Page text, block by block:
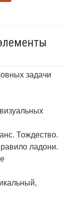
задачи
Тождество.
ладони.